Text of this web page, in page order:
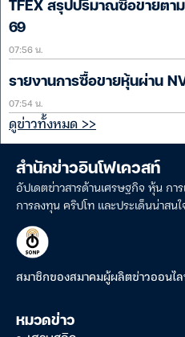
TFEX สรุปปริมาณซื้อขายต
69
07:56 น.
รายงานการซื้อขายหุ้นผ่าน
07:54 น.
ดูข่าวทั้งหมด >>
สำนักข่าวอินโฟเควสท์
อัปเดตข่าวสารด้านเศรษฐกิจ หุ้น การ
การลงทุน คริปโท และประเด็นน่าสน
สมาชิกของสมาคมผู้ผลิตข่าวออนไ
หมวดข่าว